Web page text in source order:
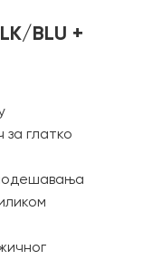
BLU +
глатко